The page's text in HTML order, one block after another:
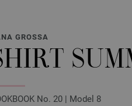
GROSSA
No. 20 | Model 8